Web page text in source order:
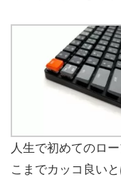
人生で初めてのロ
こまでカッコ良いと